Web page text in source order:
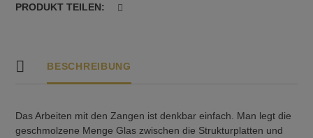
PRODUKT TEILEN:
BESCHREIBUNG
Das Arbeiten mit den Zangen ist denkbar einfach. Man legt die
geschmolzene Menge Glas zwischen die Strukturplatten und